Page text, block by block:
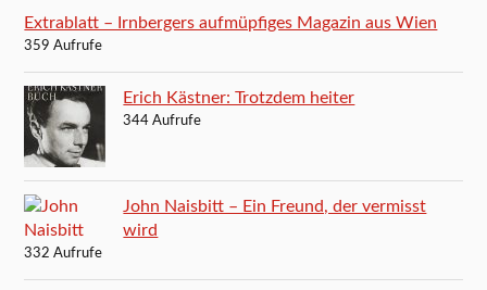
Extrablatt – Irnbergers aufmüpfiges Magazin aus Wien
359 Aufrufe
Erich Kästner: Trotzdem heiter
344 Aufrufe
John Naisbitt – Ein Freund, der vermisst
wird
332 Aufrufe